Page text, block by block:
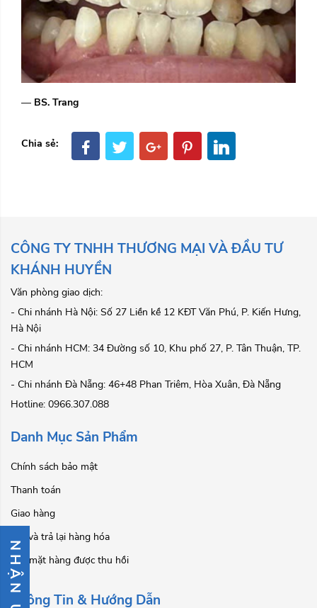
— BS. Trang
Chia sẻ:
CÔNG TY TNHH THƯƠNG MẠI VÀ ĐẦU TƯ
KHÁNH HUYỀN
Văn phòng giao dịch:
- Chi nhánh Hà Nội: Số 27 Liền kề 12 KĐT Văn Phú, P. Kiến Hưng,
Hà Nội
- Chi nhánh HCM: 34 Đường số 10, Khu phố 27, P. Tân Thuận, TP.
HCM
- Chi nhánh Đà Nẵng: 46+48 Phan Triêm, Hòa Xuân, Đà Nẵng
Hotline: 0966.307.088
Danh Mục Sản Phẩm
Chính sách bảo mật
Thanh toán
Giao hàng
Đổi và trả lại hàng hóa
Các mặt hàng được thu hồi
Thông Tin & Hướng Dẫn